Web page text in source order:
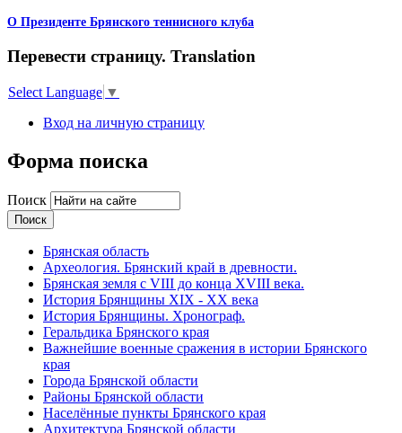
О Президенте Брянского теннисного клуба
Перевести страницу. Translation
Select Language ▼
Вход на личную страницу
Форма поиска
Поиск
Брянская область
Археология. Брянский край в древности.
Брянская земля с VIII до конца XVIII века.
История Брянщины XIX - XX века
История Брянщины. Хронограф.
Геральдика Брянского края
Важнейшие военные сражения в истории Брянского
края
Города Брянской области
Районы Брянской области
Населённые пункты Брянского края
Архитектура Брянской области